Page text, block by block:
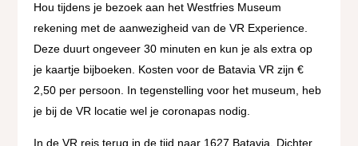
Hou tijdens je bezoek aan het Westfries Museum
rekening met de aanwezigheid van de VR Experience.
Deze duurt ongeveer 30 minuten en kun je als extra op
je kaartje bijboeken. Kosten voor de Batavia VR zijn €
2,50 per persoon. In tegenstelling voor het museum, heb
je bij de VR locatie wel je coronapas nodig.
In de VR reis terug in de tijd naar 1627 Batavia. Dichter